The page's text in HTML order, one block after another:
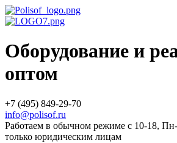
Оборудование и
оптом
+7 (495) 849-29-70
info@polisof.ru
Работаем в обычном режиме с 10-18,
только юридическим лицам